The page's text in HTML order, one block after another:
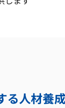
る人材養